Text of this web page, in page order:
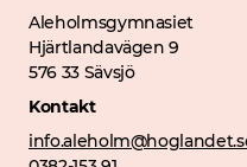
Aleholmsgymnasiet
Hjärtlandavägen 9
576 33 Sävsjö
Kontakt